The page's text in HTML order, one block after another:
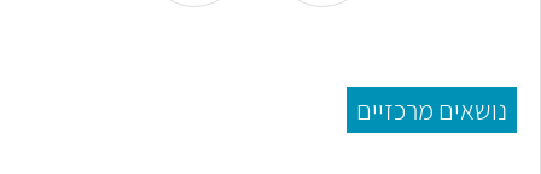
נושאים מרכזיים